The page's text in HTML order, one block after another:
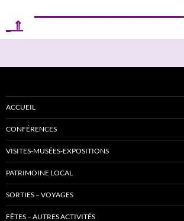
_ ⇑
ACCUEIL
CONFÉRENCES
VISITES-MUSÉES-EXPOSITIONS
PATRIMOINE LOCAL
SORTIES – VOYAGES
FÊTES – AUTRES ACTIVITÉS